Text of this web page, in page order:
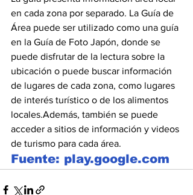
en cada zona por separado. La Guía de
Área puede ser utilizado como una guía
en la Guía de Foto Japón, donde se
puede disfrutar de la lectura sobre la
ubicación o puede buscar información
de lugares de cada zona, como lugares
de interés turístico o de los alimentos
locales.Además, también se puede
acceder a sitios de información y videos
de turismo para cada área.
Fuente: play.google.com